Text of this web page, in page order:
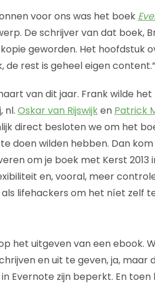
voor ons was het boek
De schrijver van dat boek,
geworden. Het hoofdstuk
de rest is geheel eigen content.”
van dit jaar. Frank wilde
nl. Oskar van Rijswijken Patrick
direct besloten we om het
doen wilden hebben. Dan
om je boek met Kerst 2013
en, vooral, meer
lifehackers om het níet zelf
het uitgeven van een ebook.
en uit te geven, ja, maar
Evernote zijn beperkt. En